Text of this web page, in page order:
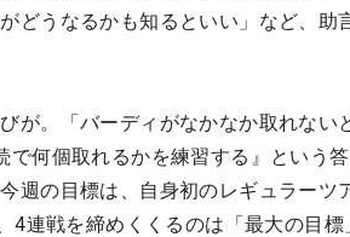
どうなるかも知るといい」など、助
が。「バーディがなかなか取れない
何個取れるかを練習する』という
週の目標は、自身初のレギュラーツ
4連戦を締めくくるのは「最大の目標